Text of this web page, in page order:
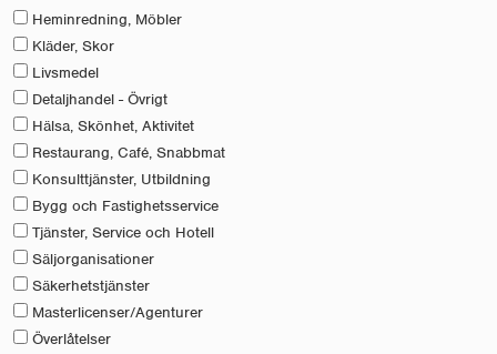
Heminredning, Möbler
Kläder, Skor
Livsmedel
Detaljhandel - Övrigt
Hälsa, Skönhet, Aktivitet
Restaurang, Café, Snabbmat
Konsulttjänster, Utbildning
Bygg och Fastighetsservice
Tjänster, Service och Hotell
Säljorganisationer
Säkerhetstjänster
Masterlicenser/Agenturer
Överlåtelser